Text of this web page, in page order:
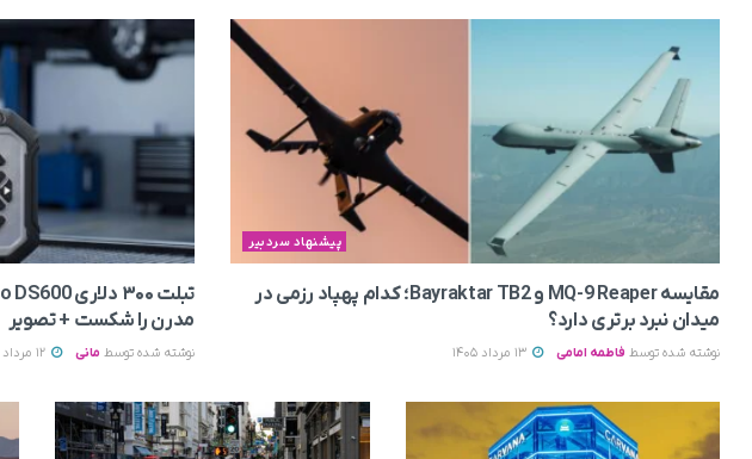
پیشنهاد سردبیر
مقایسه MQ-9 Reaper و Bayraktar TB2؛ کدام پهپاد رزمی در
میدان نبرد برتری دارد؟
نوشته شده توسط فاطمه امامی
مدرن را شکست + تصویر
نوشته شده توسط مانی